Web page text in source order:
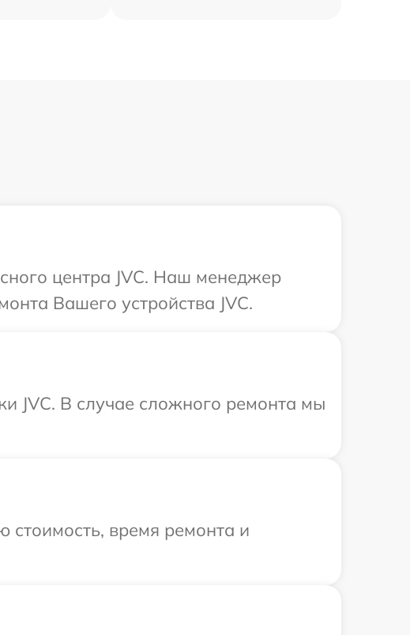
центра JVC. Наш менеджер
Вашего устройства JVC.
JVC. В случае сложного ремонта мы
стоимость, время ремонта и